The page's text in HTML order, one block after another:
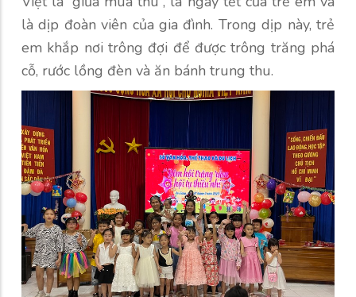
là dịp đoàn viên của gia đình. Trong dịp này, trẻ
em khắp nơi trông đợi để được trông trăng phá
cỗ, rước lồng đèn và ăn bánh trung thu.